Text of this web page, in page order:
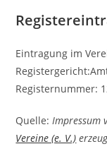
Eintragung im
Registernummer:
Quelle: Impressum
Vereine (e. V.)